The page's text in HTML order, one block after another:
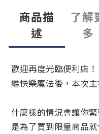
商品描
述
了解
多
歡迎再度光臨便利店！
繼快樂魔法後，本次
什麼樣的情況會讓你
是為了買到限量商品就